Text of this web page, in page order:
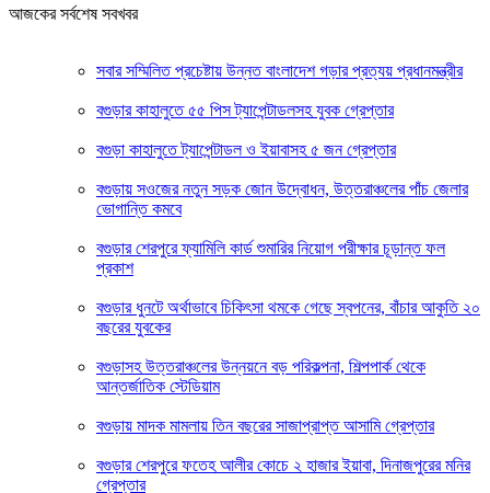
আজকের সর্বশেষ সবখবর
সবার সম্মিলিত প্রচেষ্টায় উন্নত বাংলাদেশ গড়ার প্রত্যয় প্রধানমন্ত্রীর
বগুড়ার কাহালুতে ৫৫ পিস ট্যাপেন্টাডলসহ যুবক গ্রেপ্তার
বগুড়া কাহালুতে ট্যাপেন্টাডল ও ইয়াবাসহ ৫ জন গ্রেপ্তার
বগুড়ায় সওজের নতুন সড়ক জোন উদ্বোধন, উত্তরাঞ্চলের পাঁচ জেলার
ভোগান্তি কমবে
বগুড়ার শেরপুরে ফ্যামিলি কার্ড শুমারির নিয়োগ পরীক্ষার চূড়ান্ত ফল
প্রকাশ
বগুড়ার ধুনটে অর্থাভাবে চিকিৎসা থমকে গেছে স্বপনের, বাঁচার আকুতি ২০
বছরের যুবকের
বগুড়াসহ উত্তরাঞ্চলের উন্নয়নে বড় পরিকল্পনা, শিল্পপার্ক থেকে
আন্তর্জাতিক স্টেডিয়াম
বগুড়ায় মাদক মামলায় তিন বছরের সাজাপ্রাপ্ত আসামি গ্রেপ্তার
বগুড়ার শেরপুরে ফতেহ আলীর কোচে ২ হাজার ইয়াবা, দিনাজপুরের মনির
গ্রেপ্তার